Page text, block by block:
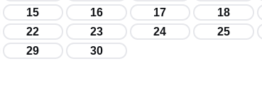
15 16 17 18
22 23 24 25
29 30